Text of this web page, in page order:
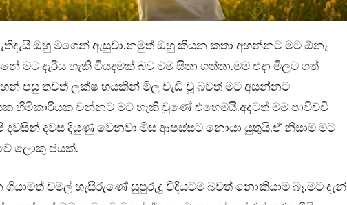
ඔහු මගෙන් ඇසුවා.නමුත් ඔහු කියන කතා අහන්නට මට ඕනෑ
මට දැරිය හැකි වියදමක් බව මම සිතා ගත්තා.මම එදා මිලට ගත්
පසු තවත් ලක්ෂ හයකින් මිල වැඩි වූ බවත් මට අසන්නට
හිමිකාරියක වන්නට මට හැකි වුණේ එහෙමයි.අදටත් මම පාවිච්චි
දවස දියුණු වෙනවා මිස ආපස්සට නොයා යුතුයි.ඒ නිසාම මට
ලොකු ජයක්.
චමල් හැසිරුණේ සුපුරුදු විදියටම බවත් නොකියාම බෑ.මට දැන්